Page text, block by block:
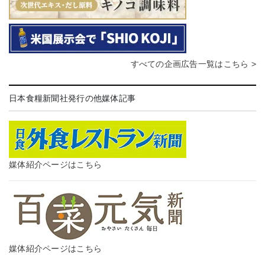
すべての企画広告一覧はこちら >
日本食糧新聞社発行の他媒体記事
媒体紹介ページはこちら
媒体紹介ページはこちら